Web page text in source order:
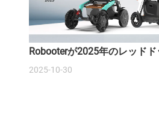
Robooterが2025年のレッドド
イン賞を2つ受賞し、スマート
2025-10-30